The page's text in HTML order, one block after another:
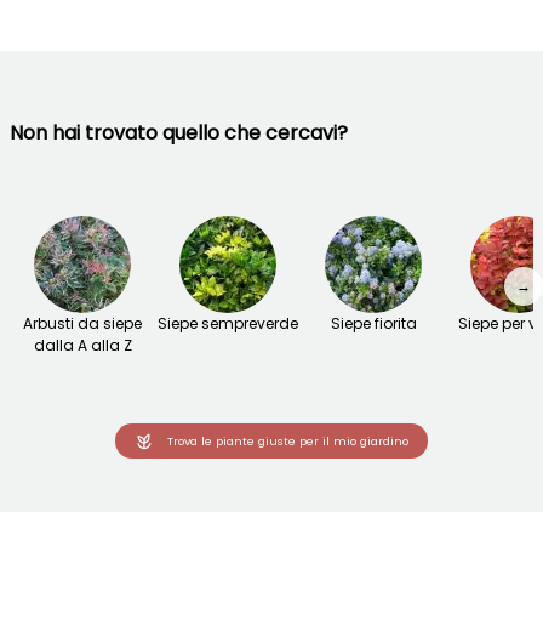
Non hai trovato quello che cercavi?
Arbusti da siepe
dalla A alla Z
Siepe sempreverde Siepe fiorita Siepe per
→
Trova le piante giuste per il mio giardino